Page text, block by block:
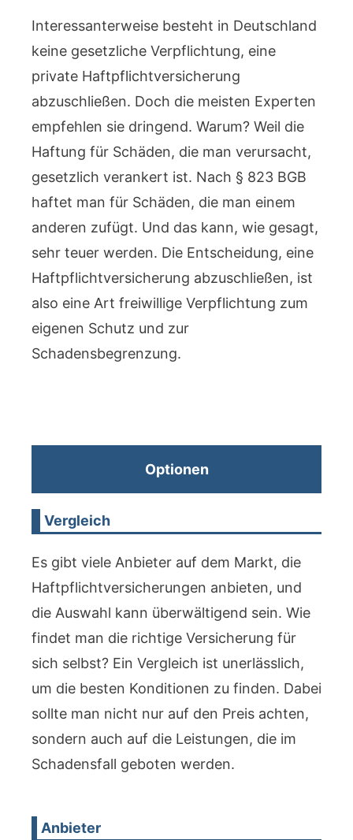
Interessanterweise besteht in Deutschland
keine gesetzliche Verpflichtung, eine
private Haftpflichtversicherung
abzuschließen. Doch die meisten Experten
empfehlen sie dringend. Warum? Weil die
Haftung für Schäden, die man verursacht,
gesetzlich verankert ist. Nach § 823 BGB
haftet man für Schäden, die man einem
anderen zufügt. Und das kann, wie gesagt,
sehr teuer werden. Die Entscheidung, eine
Haftpflichtversicherung abzuschließen, ist
also eine Art freiwillige Verpflichtung zum
eigenen Schutz und zur
Schadensbegrenzung.
Optionen
Vergleich
Es gibt viele Anbieter auf dem Markt, die
Haftpflichtversicherungen anbieten, und
die Auswahl kann überwältigend sein. Wie
findet man die richtige Versicherung für
sich selbst? Ein Vergleich ist unerlässlich,
um die besten Konditionen zu finden. Dabei
sollte man nicht nur auf den Preis achten,
sondern auch auf die Leistungen, die im
Schadensfall geboten werden.
Anbieter